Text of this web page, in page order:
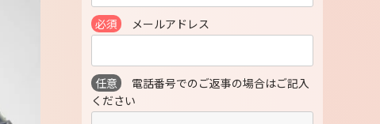
必須 メールアドレス
任意
電話番号でのご返事の場合はご記入
ください